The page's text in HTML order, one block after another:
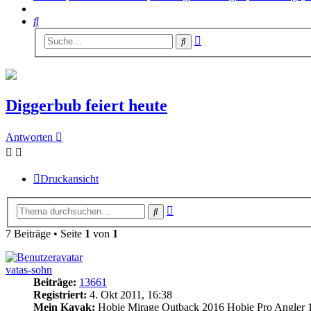
Suche
Suche
Diggerbub feiert heute
Antworten
Druckansicht
Suche
7 Beiträge • Seite 1 von 1
vatas-sohn
Beiträge: 13661
Registriert: 4. Okt 2011, 16:38
Mein Kayak: Hobie Mirage Outback 2016 Hobie Pro Angler